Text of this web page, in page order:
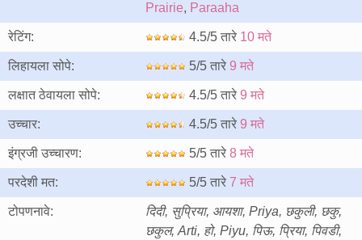
Prairie, Paraaha
रेटिंग: 4.5/5 तारे 10 मते
लिहायला सोपे: 5/5 तारे 9 मते
लक्षात ठेवायला सोपे: 4.5/5 तारे 9 मते
उच्चार: 4.5/5 तारे 9 मते
इंग्रजी उच्चारण: 5/5 तारे 8 मते
परदेशी मत: 5/5 तारे 7 मते
टोपणनावे:
दिदी, सुप्रिया, आयशा, Priya, छकुली, छकु,
छकुल, Arti, हो, Piyu, पिऊ, प्रिया, पिवडी,